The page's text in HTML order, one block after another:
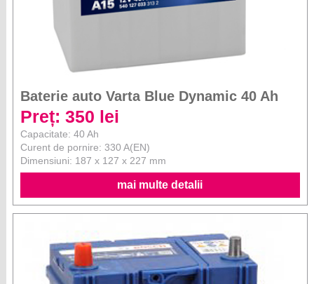
Baterie auto Varta Blue Dynamic 40 Ah
Preț: 350 lei
Capacitate: 40 Ah
Curent de pornire: 330 A(EN)
Dimensiuni: 187 x 127 x 227 mm
mai multe detalii